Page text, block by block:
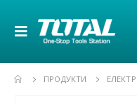
ПРОДУКТИ